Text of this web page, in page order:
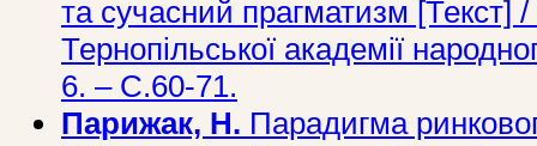
та сучасний прагматизм [Текст]
Тернопільської академії
6. – С.60-71.
Парижак, Н. Парадигма